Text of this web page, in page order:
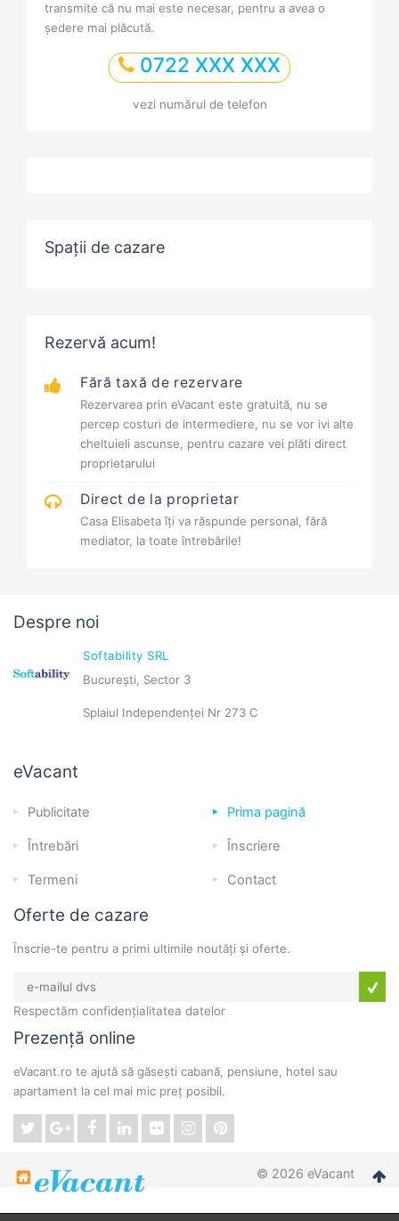
transmite că nu mai este necesar, pentru a avea o
ședere mai plăcută.
0722 XXX XXX
vezi numărul de telefon
Spații de cazare
Rezervă acum!
Fără taxă de rezervare
Rezervarea prin eVacant este gratuită, nu se
percep costuri de intermediere, nu se vor ivi alte
cheltuieli ascunse, pentru cazare vei plăti direct
proprietarului
Direct de la proprietar
Casa Elisabeta îți va răspunde personal, fără
mediator, la toate întrebările!
Despre noi
Softability SRL
București, Sector 3
Splaiul Independenței Nr 273 C
eVacant
Publicitate Prima pagină
Întrebări Înscriere
Termeni Contact
Oferte de cazare
Înscrie-te pentru a primi ultimile noutăți și oferte.
Respectăm confidențialitatea datelor
Prezență online
eVacant.ro te ajută să găsești cabană, pensiune, hotel sau
apartament la cel mai mic preț posibil.
© 2026 eVacant